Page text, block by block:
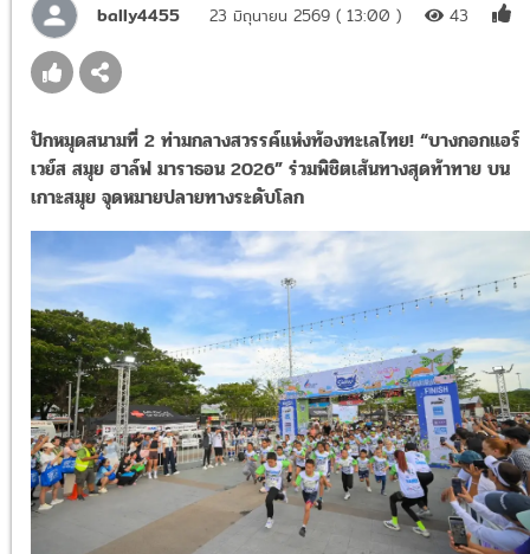
bally4455 23 มิถุนายน 2569 ( 13:00 ) 43
ปักหมุดสนามที่ 2 ท่ามกลางสวรรค์แห่งท้องทะเลไทย! “บางกอกแอร์
เวย์ส สมุย ฮาล์ฟ มาราธอน 2026” ร่วมพิชิตเส้นทางสุดท้าทาย บน
เกาะสมุย จุดหมายปลายทางระดับโลก